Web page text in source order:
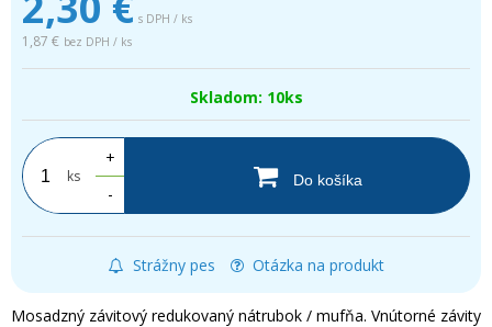
s DPH / ks
1,87 € bez DPH / ks
Skladom: 10ks
ks
+
-
Do košíka
Strážny pes Otázka na produkt
Mosadzný závitový redukovaný nátrubok / mufňa. Vnútorné závity